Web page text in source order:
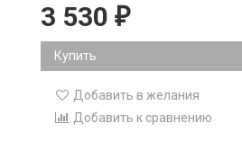
3 530 ₽
Купить
Добавить в желания
Добавить к сравнению